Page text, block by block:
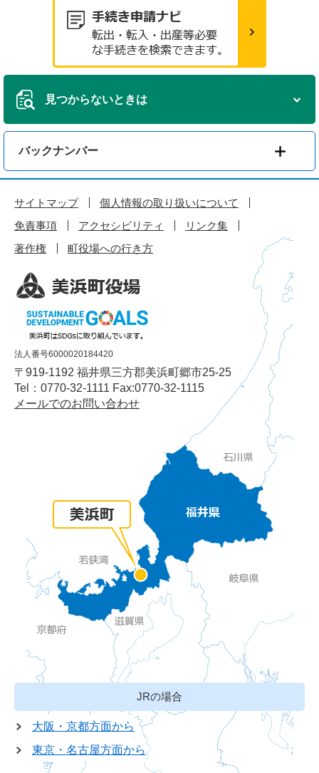
見つからないときは
バックナンバー
サイトマップ
個人情報の取り扱いについて
免責事項
アクセシビリティ
リンク集
著作権
町役場への行き方
法人番号6000020184420
〒919-1192 福井県三方郡美浜町郷市25-25
Tel：0770-32-1111 Fax:0770-32-1115
メールでのお問い合わせ
JRの場合
大阪・京都方面から
東京・名古屋方面から